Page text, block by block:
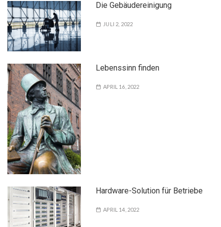
Die Gebäudereinigung
JULI 2, 2022
Lebenssinn finden
APRIL 16, 2022
Hardware-Solution für Betriebe
APRIL 14, 2022